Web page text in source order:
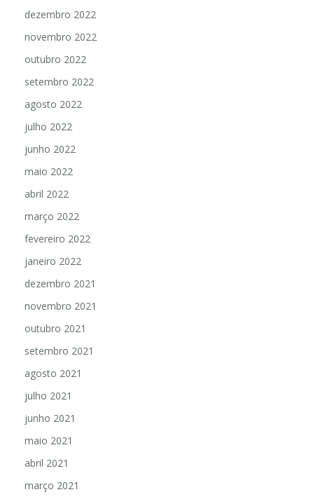
dezembro 2022
novembro 2022
outubro 2022
setembro 2022
agosto 2022
julho 2022
junho 2022
maio 2022
abril 2022
março 2022
fevereiro 2022
janeiro 2022
dezembro 2021
novembro 2021
outubro 2021
setembro 2021
agosto 2021
julho 2021
junho 2021
maio 2021
abril 2021
março 2021